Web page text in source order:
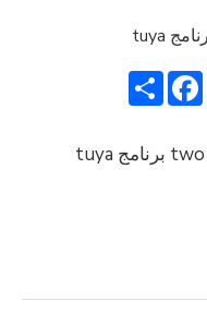
Share
Facebook